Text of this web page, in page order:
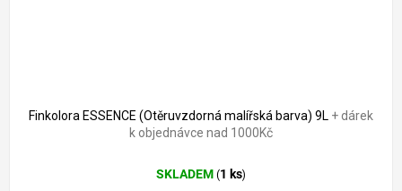
Finkolora ESSENCE (Otěruvzdorná malířská barva) 9L + dárek
k objednávce nad 1000Kč
SKLADEM (1 ks)